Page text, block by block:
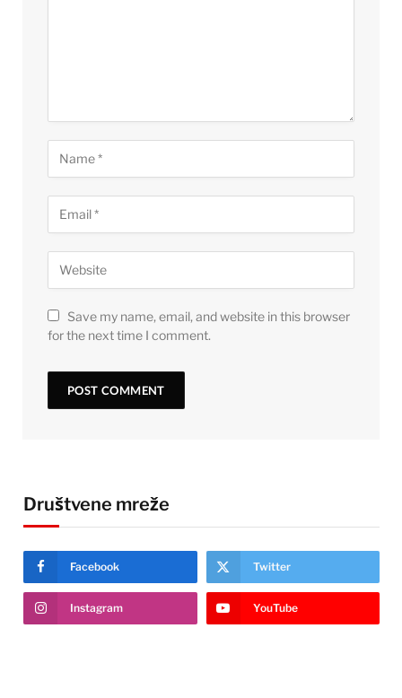
Save my name, email, and website in this browser
for the next time I comment.
Društvene mreže
Facebook Twitter
Instagram YouTube